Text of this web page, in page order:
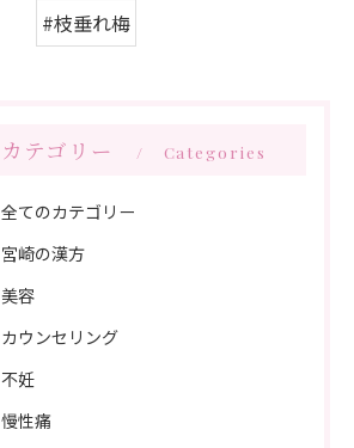
#枝垂れ梅
カテゴリー Categories
全てのカテゴリー
宮崎の漢方
美容
カウンセリング
不妊
慢性痛